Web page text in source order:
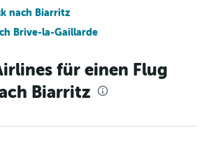
nach Biarritz
Brive-la-Gaillarde
Poitiers
für einen Flug
Biarritz